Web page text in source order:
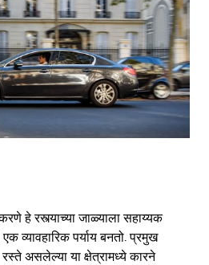
हे रस्त्याच्या जाळ्याला सहाय्यक
व्यावहारिक पर्याय बनतो. प्रमुख
असलेल्या या क्षेत्रामध्ये कारने